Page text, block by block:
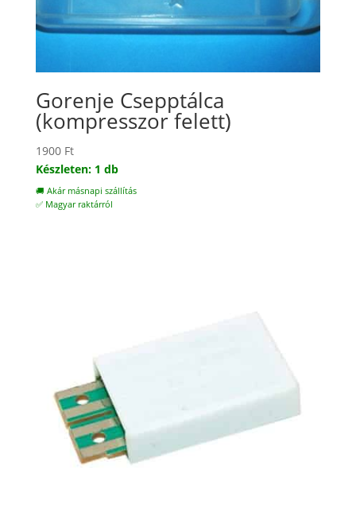
Gorenje Csepptálca
(kompresszor felett)
1900 Ft
Készleten: 1 db
🚚 Akár másnapi szállítás
✅ Magyar raktárról